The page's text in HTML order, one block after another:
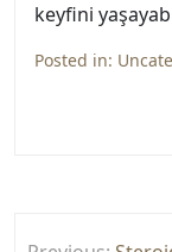
keyfini
Posted in: